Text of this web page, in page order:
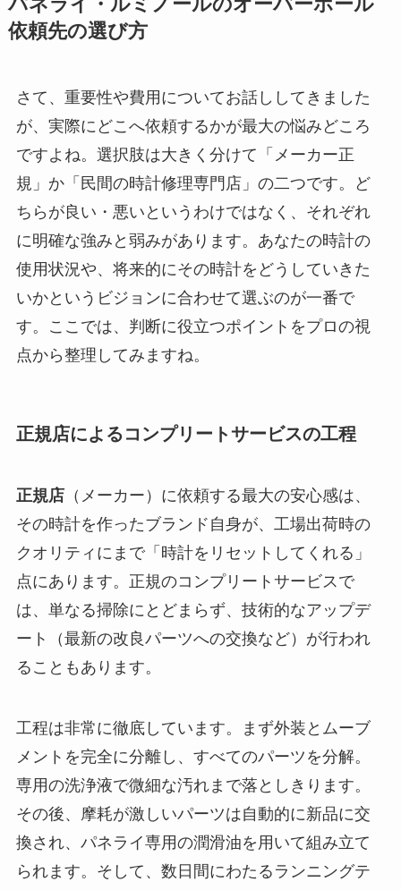
パネライ・ルミノールのオーバーホール
依頼先の選び方
さて、重要性や費用についてお話ししてきました
が、実際にどこへ依頼するかが最大の悩みどころ
ですよね。選択肢は大きく分けて「メーカー正
規」か「民間の時計修理専門店」の二つです。ど
ちらが良い・悪いというわけではなく、それぞれ
に明確な強みと弱みがあります。あなたの時計の
使用状況や、将来的にその時計をどうしていきた
いかというビジョンに合わせて選ぶのが一番で
す。ここでは、判断に役立つポイントをプロの視
点から整理してみますね。
正規店によるコンプリートサービスの工程
正規店（メーカー）に依頼する最大の安心感は、
その時計を作ったブランド自身が、工場出荷時の
クオリティにまで「時計をリセットしてくれる」
点にあります。正規のコンプリートサービスで
は、単なる掃除にとどまらず、技術的なアップデ
ート（最新の改良パーツへの交換など）が行われ
ることもあります。
工程は非常に徹底しています。まず外装とムーブ
メントを完全に分離し、すべてのパーツを分解。
専用の洗浄液で微細な汚れまで落としきります。
その後、摩耗が激しいパーツは自動的に新品に交
換され、パネライ専用の潤滑油を用いて組み立て
られます。そして、数日間にわたるランニングテ